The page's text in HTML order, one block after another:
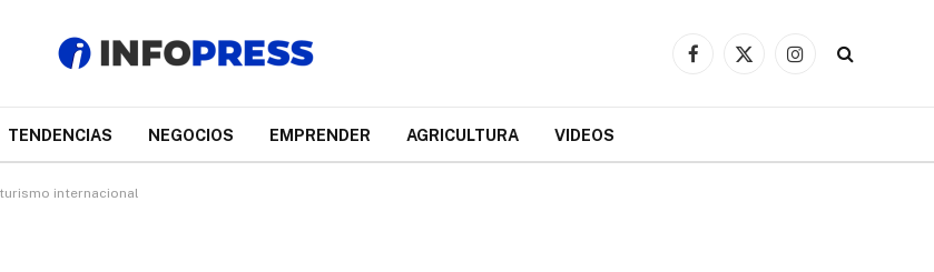
Facebook
X
Instagram
TENDENCIAS NEGOCIOS EMPRENDER AGRICULTURA VIDEOS
internacional